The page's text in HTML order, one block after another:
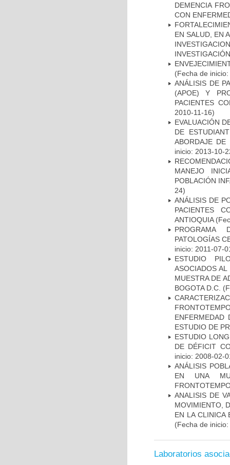
DEMENCIA
CON
EN SALUD, EN
(Fecha de
ANÁLISIS DE
(APOE) Y
PACIENTES
2010-11-16)
EVALUACIÓN
DE
ABORDAJE
inicio: 2013-10-
MANEJO
POBLACIÓN
24)
ANÁLISIS DE
PACIENTES
ANTIOQUIA
PROGRAMA
PATOLOGÍAS
inicio: 2011-07-
ESTUDIO
ASOCIADOS
MUESTRA DE
BOGOTA D.C.
ENFERMEDAD
ESTUDIO DE
ESTUDIO
DE DÉFICIT
inicio: 2008-02-
ANÁLISIS
EN UNA
ANALISIS DE
MOVIMIENTO,
EN LA CLINICA
(Fecha de
Laboratorios